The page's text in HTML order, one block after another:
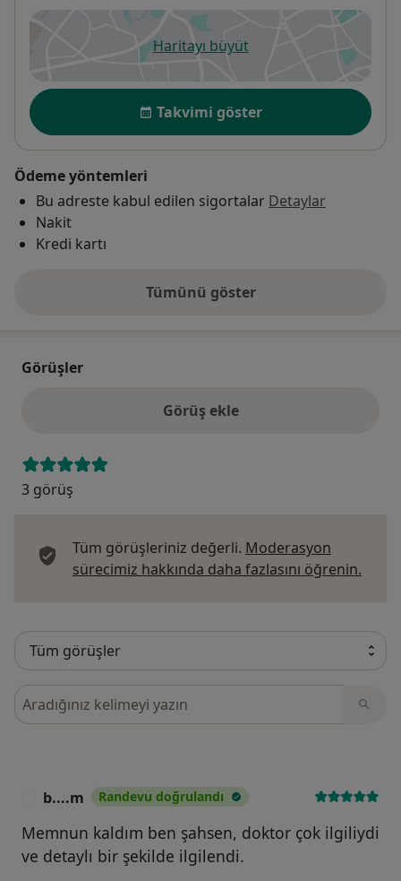
Haritayı büyütyeni bir sekmede açılır
Uygunluk
Takvimi göster
Ödeme yöntemleri
Bu adreste kabul edilen sigortalar Detaylar
Nakit
Kredi kartı
Tümünü göster
adres hakkında
Görüşler
Görüş ekle
3 görüş
Tüm görüşleriniz değerli. Moderasyon
sürecimiz hakkında daha fazlasını öğrenin.
Görüşler içerisinde ara
b....m Randevu doğrulandı
Memnun kaldım ben şahsen, doktor çok ilgiliydi
ve detaylı bir şekilde ilgilendi.